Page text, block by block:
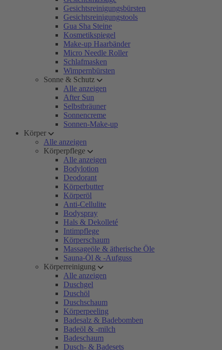
Gesichtsreinigungsbürsten
Gesichtsreinigungstools
Gua Sha Steine
Kosmetikspiegel
Make-up Haarbänder
Micro Needle Roller
Schlafmasken
Wimpernbürsten
Sonne & Schutz
Alle anzeigen
After Sun
Selbstbräuner
Sonnencreme
Sonnen-Make-up
Körper
Alle anzeigen
Körperpflege
Alle anzeigen
Bodylotion
Deodorant
Körperbutter
Körperöl
Anti-Cellulite
Bodyspray
Hals & Dekolleté
Intimpflege
Körperschaum
Massageöle & ätherische Öle
Sauna-Öl & -Aufguss
Körperreinigung
Alle anzeigen
Duschgel
Duschöl
Duschschaum
Körperpeeling
Badesalz & Badebomben
Badeöl & -milch
Badeschaum
Dusch- & Badesets